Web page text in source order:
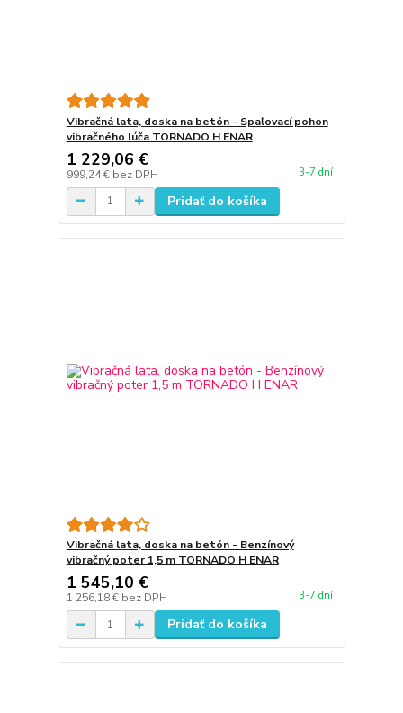
Vibračná lata, doska na betón - Spaľovací pohon
vibračného lúča TORNADO H ENAR
1 229,06 €
999,24 € bez DPH 3-7 dní
Pridať do košíka
Vibračná lata, doska na betón - Benzínový
vibračný poter 1,5 m TORNADO H ENAR
1 545,10 €
1 256,18 € bez DPH 3-7 dní
Pridať do košíka